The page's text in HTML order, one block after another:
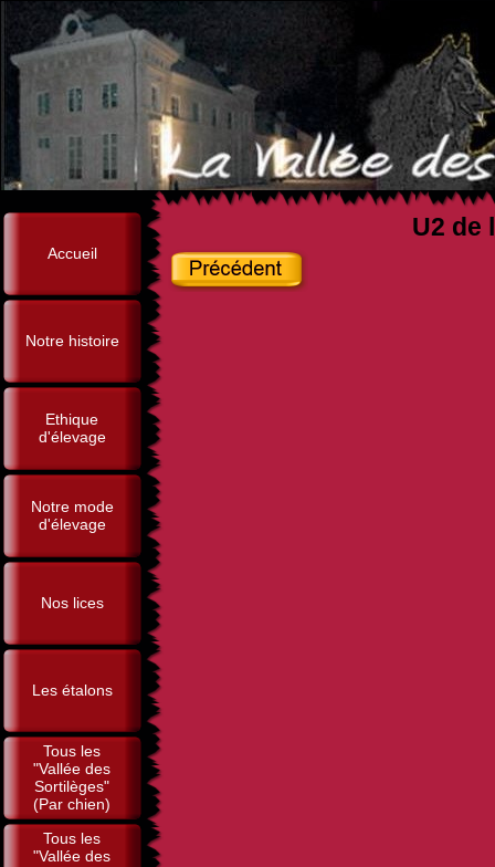
Accueil
Notre histoire
Ethique
d'élevage
Notre mode
d'élevage
Nos lices
Les étalons
Tous les
"Vallée des
Sortilèges"
(Par chien)
Tous les
"Vallée des
U2 de